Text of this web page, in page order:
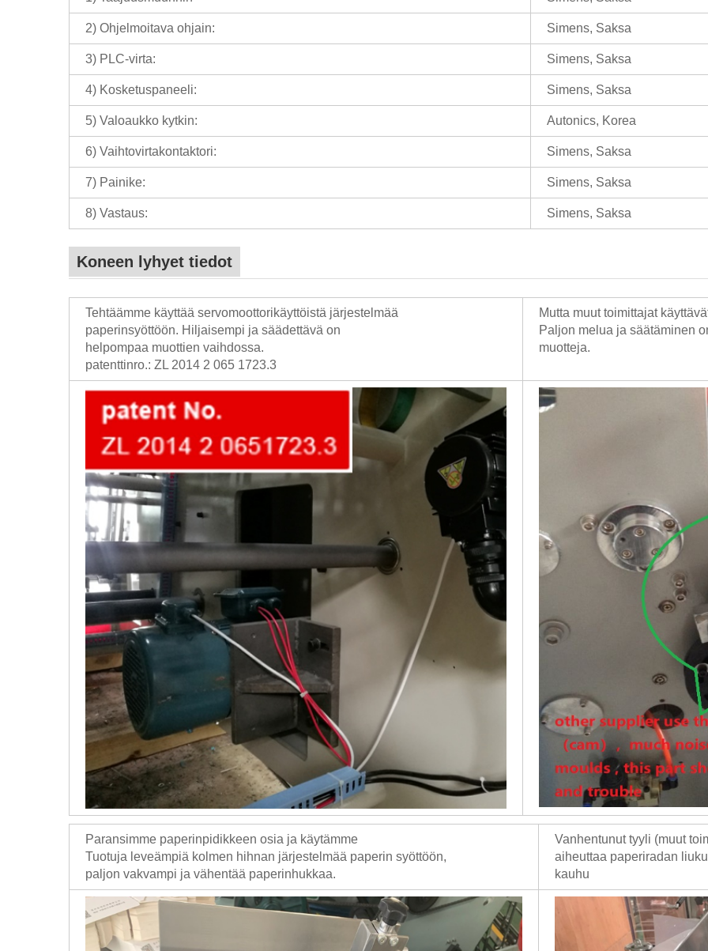
2) Ohjelmoitava ohjain: Simens, Saksa
3) PLC-virta: Simens, Saksa
4) Kosketuspaneeli: Simens, Saksa
5) Valoaukko kytkin: Autonics, Korea
6) Vaihtovirtakontaktori: Simens, Saksa
7) Painike: Simens, Saksa
8) Vastaus: Simens, Saksa
Koneen lyhyet tiedot
Tehtäämme käyttää servomoottorikäyttöistä järjestelmää
paperinsyöttöön. Hiljaisempi ja säädettävä on
helpompaa muottien vaihdossa.
patenttinro.: ZL 2014 2 065 1723.3
Mutta muut toimittajat
Paljon melua ja säätäminen
muotteja.
Paransimme paperinpidikkeen osia ja käytämme
Tuotuja leveämpiä kolmen hihnan järjestelmää paperin syöttöön,
paljon vakvampi ja vähentää paperinhukkaa.
Vanhentunut tyyli (muut
aiheuttaa paperiradan
kauhu